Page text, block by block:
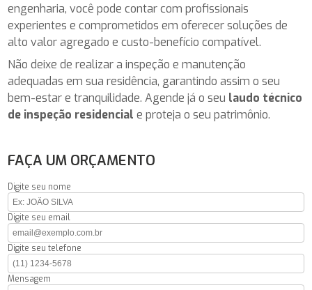
engenharia, você pode contar com profissionais
experientes e comprometidos em oferecer soluções de
alto valor agregado e custo-benefício compatível.
Não deixe de realizar a inspeção e manutenção
adequadas em sua residência, garantindo assim o seu
bem-estar e tranquilidade. Agende já o seu laudo técnico
de inspeção residencial e proteja o seu patrimônio.
FAÇA UM ORÇAMENTO
Digite seu nome
Digite seu email
Digite seu telefone
Mensagem